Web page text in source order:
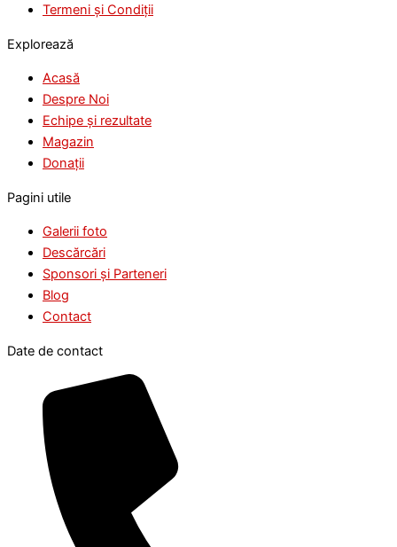
Termeni și Condiții
Explorează
Acasă
Despre Noi
Echipe și rezultate
Magazin
Donații
Pagini utile
Galerii foto
Descărcări
Sponsori și Parteneri
Blog
Contact
Date de contact